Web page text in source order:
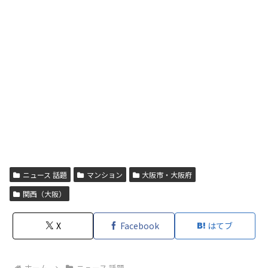
ニュース 話題 マンション
大阪市・大阪府
関西（大阪）
X Facebook はてブ